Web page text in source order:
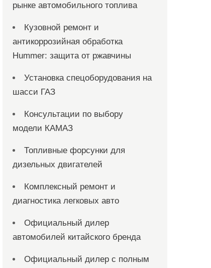
рынке автомобильного топлива
Кузовной ремонт и
антикоррозийная обработка
Hummer: защита от ржавчины
Установка спецоборудования на
шасси ГАЗ
Консультации по выбору
модели КАМАЗ
Топливные форсунки для
дизельных двигателей
Комплексный ремонт и
диагностика легковых авто
Официальный дилер
автомобилей китайского бренда
Официальный дилер с полным